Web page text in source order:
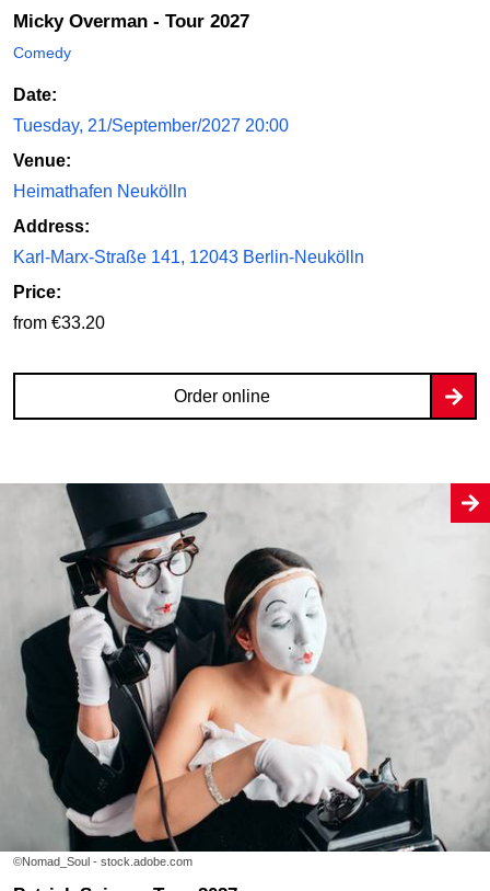
Micky Overman - Tour 2027
Comedy
Date:
Tuesday, 21/September/2027 20:00
Venue:
Heimathafen Neukölln
Address:
Karl-Marx-Straße 141, 12043 Berlin-Neukölln
Price:
from €33.20
Order online
©Nomad_Soul - stock.adobe.com